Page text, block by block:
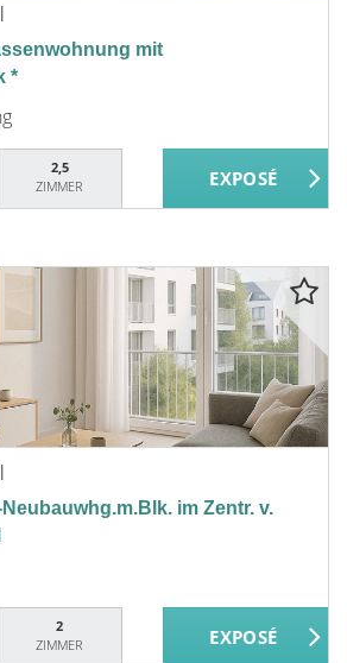
mit
*
2,5
ZIMMER
im Zentr. v.
2
ZIMMER